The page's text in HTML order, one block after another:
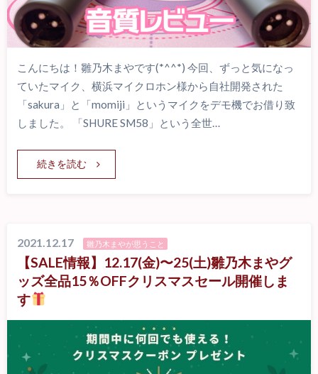
こんにちは！雛乃木まやです(*^^*) 今回、ずっと気になっ
ていたマイク、横浜マイクロホン様から自社開発された
「sakura」と「momiji」というマイクをデモ機でお借り致
しました。 「SHURE SM58」という全世…
続きを読む
2021.12.17 雛乃木まやが思うこと
【SALE情報】12.17(金)〜25(土)雛乃木まやグ
ッズ全品15％OFFクリスマスセール開催しま
す